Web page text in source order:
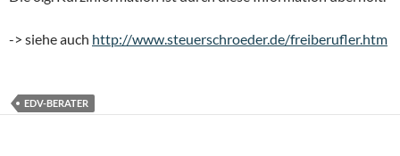
-> siehe auch http://www.steuerschroeder.de/freiberufler.htm
EDV-BERATER